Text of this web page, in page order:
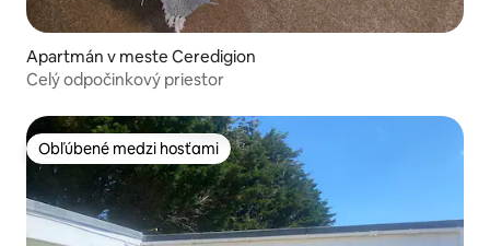
Apartmán v meste Ceredigion
Celý odpočinkový priestor
Obľúbené medzi hosťami
Obľúbené medzi hosťami